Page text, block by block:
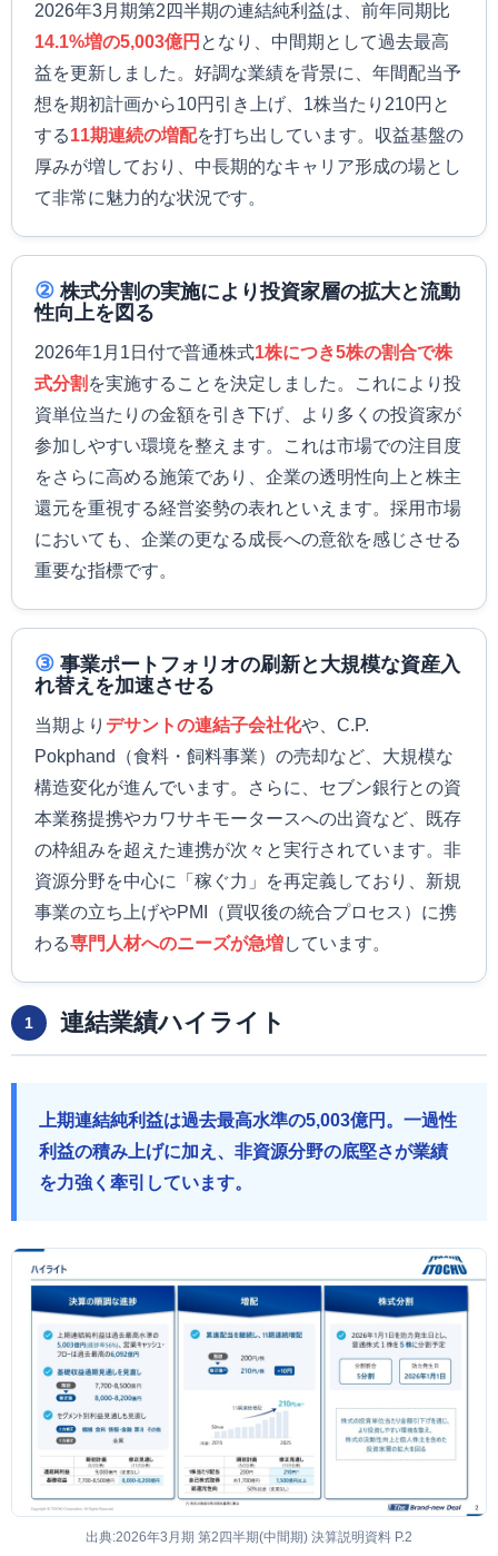
2026年3月期第2四半期の連結純利益は、前年同期比
14.1%増の5,003億円 となり、中間期として過去最高
益を更新しました。好調な業績を背景に、年間配当予
想を期初計画から10円引き上げ、1株当たり210円と
する11期連続の増配を打ち出しています。収益基盤の
厚みが増しており、中長期的なキャリア形成の場とし
て非常に魅力的な状況です。
② 株式分割の実施により投資家層の拡大と流動
性向上を図る
2026年1月1日付で普通株式1株につき5株の割合で株
式分割 を実施することを決定しました。これにより投
資単位当たりの金額を引き下げ、より多くの投資家が
参加しやすい環境を整えます。これは市場での注目度
をさらに高める施策であり、企業の透明性向上と株主
還元を重視する経営姿勢の表れといえます。採用市場
においても、企業の更なる成長への意欲を感じさせる
重要な指標です。
③ 事業ポートフォリオの刷新と大規模な資産入
れ替えを加速させる
当期より デサントの連結子会社化や、C.P.
Pokphand（食料・飼料事業）の売却など、大規模な
構造変化が進んでいます。さらに、セブン銀行との資
本業務提携やカワサキモータースへの出資など、既存
の枠組みを超えた連携が次々と実行されています。非
資源分野を中心に「稼ぐ力」を再定義しており、新規
事業の立ち上げやPMI（買収後の統合プロセス）に携
わる専門人材へのニーズが急増しています。
1 連結業績ハイライト
上期連結純利益は過去最高水準の5,003億円。一過性
利益の積み上げに加え、非資源分野の底堅さが業績
を力強く牽引しています。
出典:2026年3月期 第2四半期(中間期) 決算説明資料 P.2